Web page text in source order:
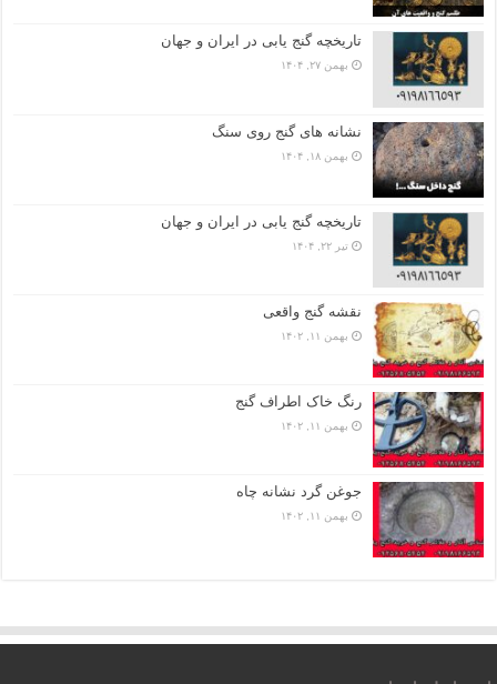
تاریخچه گنج‌ یابی در ایران و جهان
بهمن ۲۷, ۱۴۰۴
نشانه های گنج روی سنگ
بهمن ۱۸, ۱۴۰۴
تاریخچه گنج‌ یابی در ایران و جهان
تیر ۲۲, ۱۴۰۴
نقشه گنج واقعی
بهمن ۱۱, ۱۴۰۲
رنگ خاک اطراف گنج
بهمن ۱۱, ۱۴۰۲
جوغن گرد نشانه چاه
بهمن ۱۱, ۱۴۰۲